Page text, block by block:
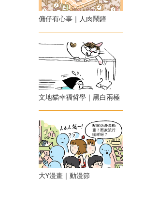
傭仔有心事｜人肉鬧鐘
文地貓幸福哲學｜黑白兩極
大Y漫畫｜動漫節